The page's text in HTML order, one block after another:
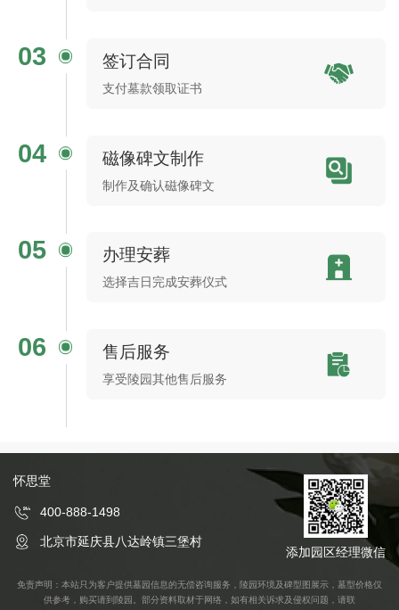
03 签订合同
支付墓款领取证书
04 磁像碑文制作
制作及确认磁像碑文
05 办理安葬
选择吉日完成安葬仪式
06 售后服务
享受陵园其他售后服务
怀思堂
400-888-1498
北京市延庆县八达岭镇三堡村
添加园区经理微信
免责声明：本站只为客户提供墓园信息的无偿咨询服务，陵园环境及碑型图展示，墓型价格仅
供参考，购买请到陵园。部分资料取材于网络，如有相关诉求及侵权问题，请联